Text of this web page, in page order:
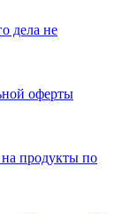
дела не
оферты
продукты по